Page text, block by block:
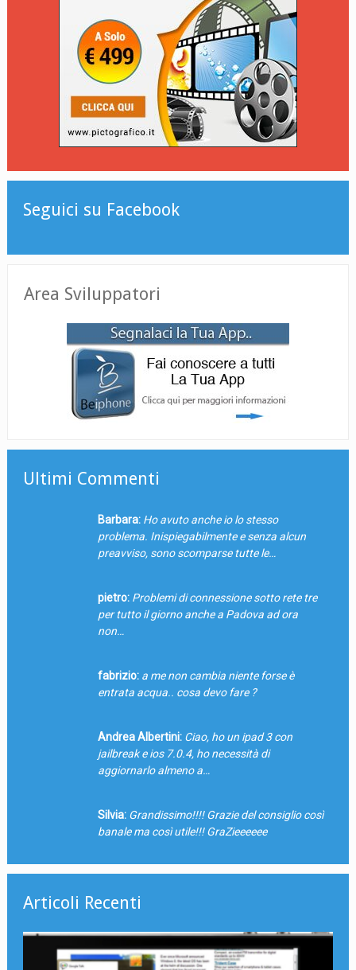
Seguici su Facebook
Area Sviluppatori
Ultimi Commenti
Barbara: Ho avuto anche io lo stesso
problema. Inispiegabilmente e senza alcun
preavviso, sono scomparse tutte le…
pietro: Problemi di connessione sotto rete tre
per tutto il giorno anche a Padova ad ora
non…
fabrizio: a me non cambia niente forse è
entrata acqua.. cosa devo fare ?
Andrea Albertini: Ciao, ho un ipad 3 con
jailbreak e ios 7.0.4, ho necessità di
aggiornarlo almeno a…
Silvia: Grandissimo!!!! Grazie del consiglio così
banale ma così utile!!! GraZieeeeee
Articoli Recenti